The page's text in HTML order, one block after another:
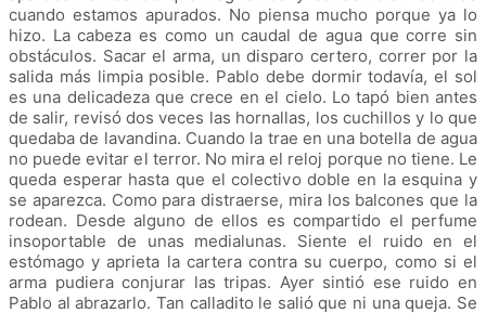
cuando estamos apurados. No piensa mucho porque ya lo
hizo. La cabeza es como un caudal de agua que corre sin
obstáculos. Sacar el arma, un disparo certero, correr por la
salida más limpia posible. Pablo debe dormir todavía, el sol
es una delicadeza que crece en el cielo. Lo tapó bien antes
de salir, revisó dos veces las hornallas, los cuchillos y lo que
quedaba de lavandina. Cuando la trae en una botella de agua
no puede evitar el terror. No mira el reloj porque no tiene. Le
queda esperar hasta que el colectivo doble en la esquina y
se aparezca. Como para distraerse, mira los balcones que la
rodean. Desde alguno de ellos es compartido el perfume
insoportable de unas medialunas. Siente el ruido en el
estómago y aprieta la cartera contra su cuerpo, como si el
arma pudiera conjurar las tripas. Ayer sintió ese ruido en
Pablo al abrazarlo. Tan calladito le salió que ni una queja. Se